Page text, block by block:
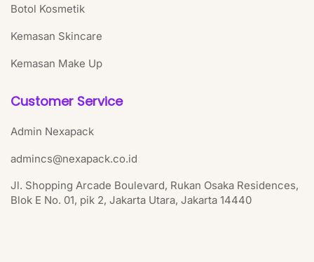
Botol Kosmetik
Kemasan Skincare
Kemasan Make Up
Customer Service
Admin Nexapack
admincs@nexapack.co.id
Jl. Shopping Arcade Boulevard, Rukan Osaka Residences,
Blok E No. 01, pik 2, Jakarta Utara, Jakarta 14440